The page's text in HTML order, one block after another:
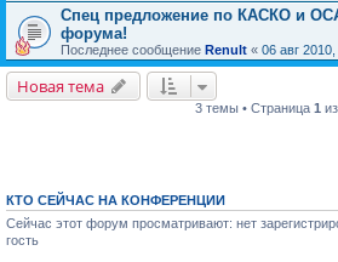
Спец предложение по КАСКО и
форума!
Последнее сообщение Renult « 06 авг
Новая тема
3 темы • Страница 1 из
КТО СЕЙЧАС НА КОНФЕРЕНЦИИ
Сейчас этот форум просматривают: нет
гость